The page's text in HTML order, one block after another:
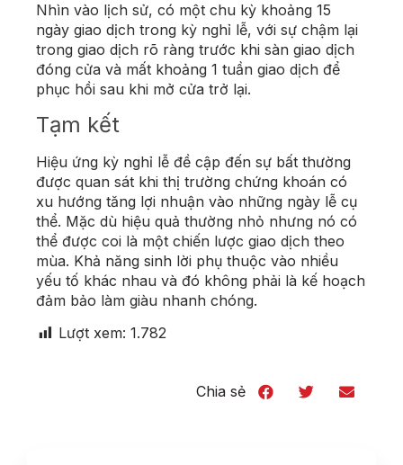
Nhìn vào lịch sử, có một chu kỳ khoảng 15
ngày giao dịch trong kỳ nghỉ lễ, với sự chậm lại
trong giao dịch rõ ràng trước khi sàn giao dịch
đóng cửa và mất khoảng 1 tuần giao dịch để
phục hồi sau khi mở cửa trở lại.
Tạm kết
Hiệu ứng kỳ nghỉ lễ đề cập đến sự bất thường
được quan sát khi thị trường chứng khoán có
xu hướng tăng lợi nhuận vào những ngày lễ cụ
thể. Mặc dù hiệu quả thường nhỏ nhưng nó có
thể được coi là một chiến lược giao dịch theo
mùa. Khả năng sinh lời phụ thuộc vào nhiều
yếu tố khác nhau và đó không phải là kế hoạch
đảm bảo làm giàu nhanh chóng.
Lượt xem: 1.782
Chia sẻ